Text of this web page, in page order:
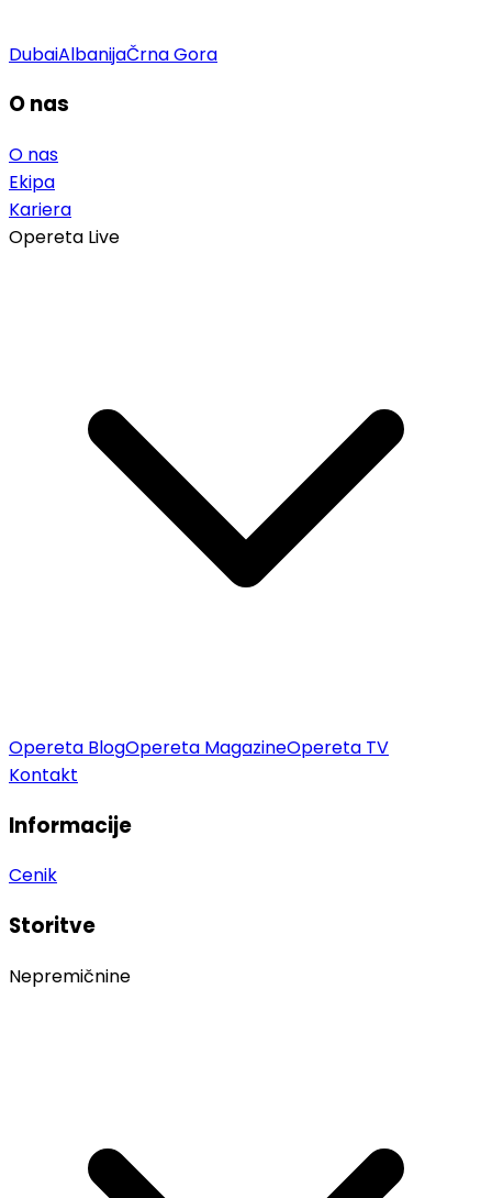
DubaiAlbanijaČrna Gora
O nas
O nas
Ekipa
Kariera
Opereta Live
Opereta BlogOpereta MagazineOpereta TV
Kontakt
Informacije
Cenik
Storitve
Nepremičnine